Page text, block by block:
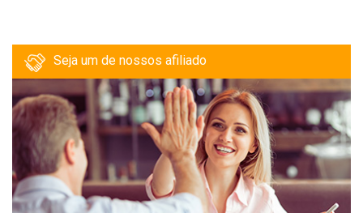
Seja um de nossos afiliado